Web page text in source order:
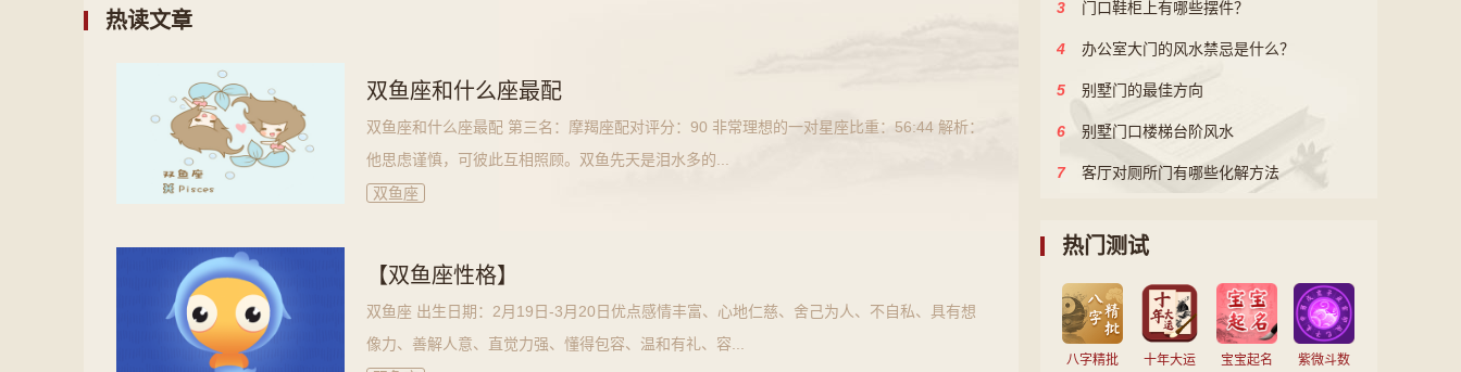
热读文章
双鱼座和什么座最配
双鱼座和什么座最配 第三名：摩羯座配对评分：90 非常理想的一对星座比重：56:44 解析：
他思虑谨慎，可彼此互相照顾。双鱼先天是泪水多的...
双鱼座
【双鱼座性格】
双鱼座 出生日期：2月19日-3月20日优点感情丰富、心地仁慈、舍己为人、不自私、具有想
像力、善解人意、直觉力强、懂得包容、温和有礼、容...
便能将潜在的波动转化为前进的动力。
评分68分，属于【小吉】，意味着平稳
渠成。
... [详情]
3 门口鞋柜上有哪些摆件？
4 办公室大门的风水禁忌是什么？
5 别墅门的最佳方向
6 别墅门口楼梯台阶风水
7 客厅对厕所门有哪些化解方法
热门测试
八字精批 十年大运 宝宝起名 紫微斗数